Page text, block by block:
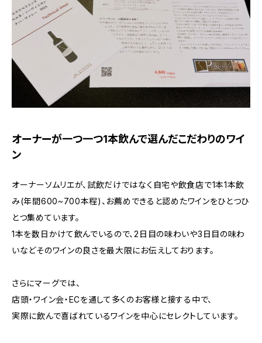
オーナーが一つ一つ1本飲んで選んだこだわりのワイ
ン
オーナーソムリエが、試飲だけではなく自宅や飲食店で1本1本飲
み(年間600~700本程)、お薦めできると認めたワインをひとつひ
とつ集めています。
1本を数日かけて飲んでいるので、2日目の味わいや3日目の味わ
いなどそのワインの良さを最大限にお伝えしております。
さらにマーグでは、
店頭・ワイン会・ECを通して多くのお客様と接する中で、
実際に飲んで喜ばれているワインを中心にセレクトしています。